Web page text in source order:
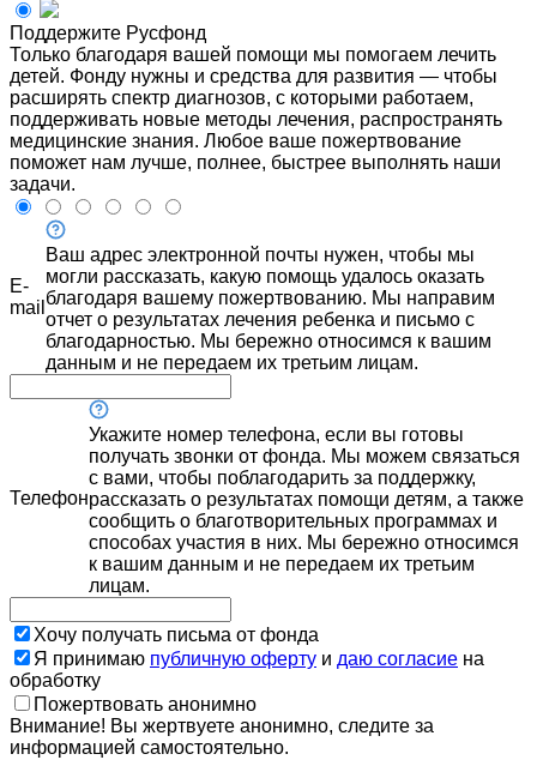
Поддержите Русфонд
Только благодаря вашей помощи мы помогаем лечить
детей. Фонду нужны и средства для развития — чтобы
расширять спектр диагнозов, с которыми работаем,
поддерживать новые методы лечения, распространять
медицинские знания. Любое ваше пожертвование
поможет нам лучше, полнее, быстрее выполнять наши
задачи.
E-
mail
Ваш адрес электронной почты нужен, чтобы мы
могли рассказать, какую помощь удалось оказать
благодаря вашему пожертвованию. Мы направим
отчет о результатах лечения ребенка и письмо с
благодарностью. Мы бережно относимся к вашим
данным и не передаем их третьим лицам.
Телефон
Укажите номер телефона, если вы готовы
получать звонки от фонда. Мы можем связаться
с вами, чтобы поблагодарить за поддержку,
рассказать о результатах помощи детям, а также
сообщить о благотворительных программах и
способах участия в них. Мы бережно относимся
к вашим данным и не передаем их третьим
лицам.
Хочу получать письма от фонда
Я принимаю публичную оферту и даю согласие на
обработку
Пожертвовать анонимно
Внимание! Вы жертвуете анонимно, следите за
информацией самостоятельно.